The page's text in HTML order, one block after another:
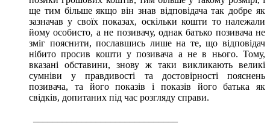
ще тим більше якщо він знав відповідача так добре як
зазначав у своїх показах, оскільки кошти то належали
йому особисто, а не позивачу, однак батько позивача не
зміг пояснити, пославшись лише на те, що відповідач
нібито просив кошти у позивача а не в нього. Тому,
вказані обставини, знову ж таки викликають великі
сумніви у правдивості та достовірності пояснень
позивача, та його показів і показів його батька як
свідків, допитаних під час розгляду справи.